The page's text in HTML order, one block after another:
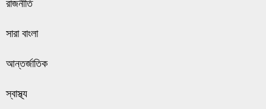
রাজনীতি
সারা বাংলা
আন্তর্জাতিক
স্বাস্থ্য